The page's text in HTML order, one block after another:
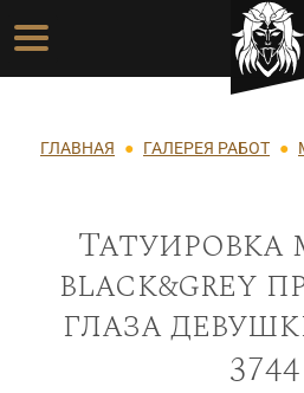
Перейти к основному
Основная
Строка
ГЛАВНАЯ ГАЛЕРЕЯ РАБОТ
Татуировка
black&grey
глаза
3744